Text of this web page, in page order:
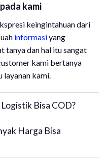
kami
keingintahuan dari
informasiyang
tanya dan hal itu sangat
kami bertanya
layanan kami.
Bisa COD?
Harga Bisa